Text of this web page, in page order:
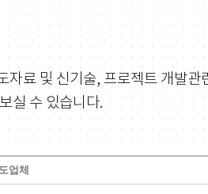
자료 및 신기술, 프로젝트 개발관
실 수 있습니다.
업체